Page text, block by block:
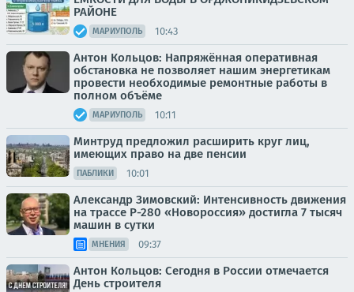
РАЙОНЕ
МАРИУПОЛЬ 10:43
Антон Кольцов: Напряжённая оперативная
обстановка не позволяет нашим энергетикам
провести необходимые ремонтные работы в
полном объёме
МАРИУПОЛЬ 10:11
Минтруд предложил расширить круг лиц,
имеющих право на две пенсии
ПАБЛИКИ 10:01
Александр Зимовский: Интенсивность движения
на трассе Р-280 «Новороссия» достигла 7 тысяч
машин в сутки
МНЕНИЯ 09:37
Антон Кольцов: Сегодня в России отмечается
День строителя